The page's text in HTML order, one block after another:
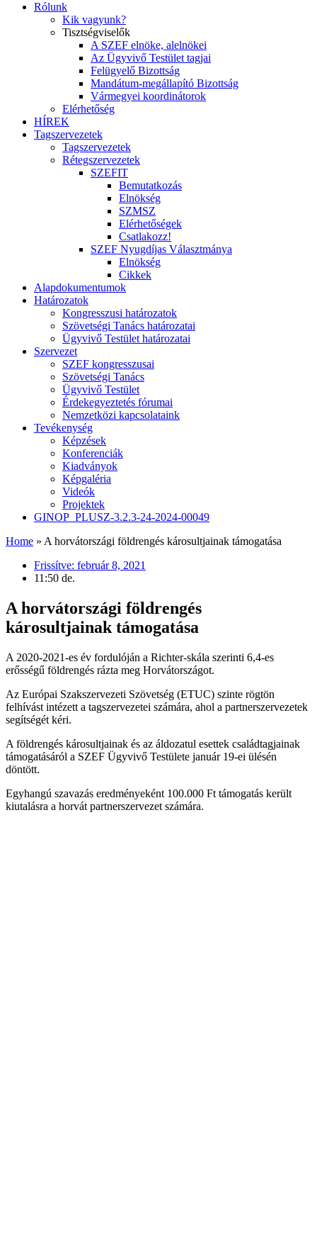
Rólunk
Kik vagyunk?
Tisztségviselők
A SZEF elnöke, alelnökei
Az Ügyvivő Testület tagjai
Felügyelő Bizottság
Mandátum-megállapító Bizottság
Vármegyei koordinátorok
Elérhetőség
HÍREK
Tagszervezetek
Tagszervezetek
Rétegszervezetek
SZEFIT
Bemutatkozás
Elnökség
SZMSZ
Elérhetőségek
Csatlakozz!
SZEF Nyugdíjas Választmánya
Elnökség
Cikkek
Alapdokumentumok
Határozatok
Kongresszusi határozatok
Szövetségi Tanács határozatai
Ügyvivő Testület határozatai
Szervezet
SZEF kongresszusai
Szövetségi Tanács
Ügyvivő Testület
Érdekegyeztetés fórumai
Nemzetközi kapcsolataink
Tevékenység
Képzések
Konferenciák
Kiadványok
Képgaléria
Videók
Projektek
GINOP_PLUSZ-3.2.3-24-2024-00049
Home » A horvátországi földrengés károsultjainak támogatása
Frissítve: február 8, 2021
11:50 de.
A horvátországi földrengés
károsultjainak támogatása
A 2020-2021-es év fordulóján a Richter-skála szerinti 6,4-es
erősségű földrengés rázta meg Horvátországot.
Az Európai Szakszervezeti Szövetség (ETUC) szinte rögtön
felhívást intézett a tagszervezetei számára, ahol a partnerszervezetek
segítségét kéri.
A földrengés károsultjainak és az áldozatul esettek családtagjainak
támogatásáról a SZEF Ügyvivő Testülete január 19-ei ülésén
döntött.
Egyhangú szavazás eredményeként 100.000 Ft támogatás került
kiutalásra a horvát partnerszervezet számára.